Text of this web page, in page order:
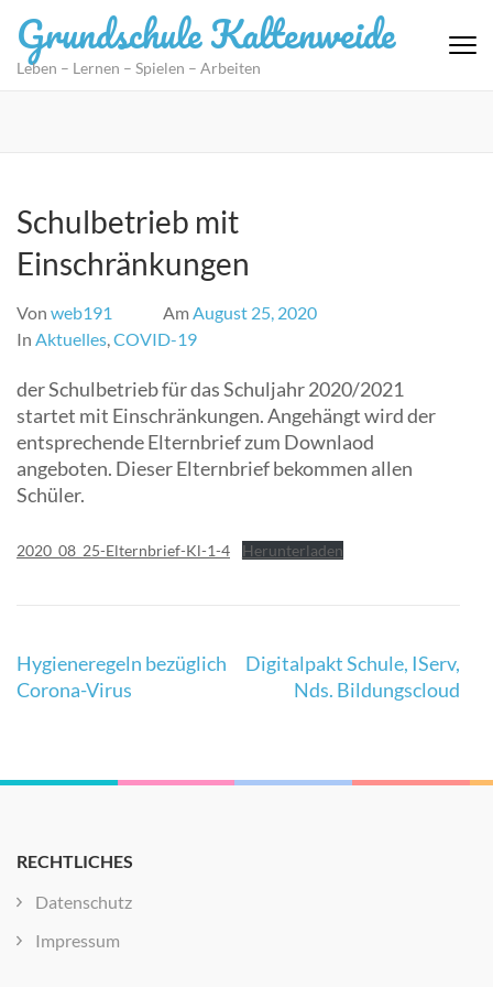
Inhalt
springen
Grundschule Kaltenweide
Leben – Lernen – Spielen – Arbeiten
Schulbetrieb mit
Einschränkungen
Von web191 Am August 25, 2020
In Aktuelles,COVID-19
der Schulbetrieb für das Schuljahr 2020/2021
startet mit Einschränkungen. Angehängt wird der
entsprechende Elternbrief zum Downlaod
angeboten. Dieser Elternbrief bekommen allen
Schüler.
2020_08_25-Elternbrief-Kl-1-4 Herunterladen
Beitragsnavigation
Hygieneregeln bezüglich
Corona-Virus
Digitalpakt Schule, IServ,
Nds. Bildungscloud
RECHTLICHES
Datenschutz
Impressum